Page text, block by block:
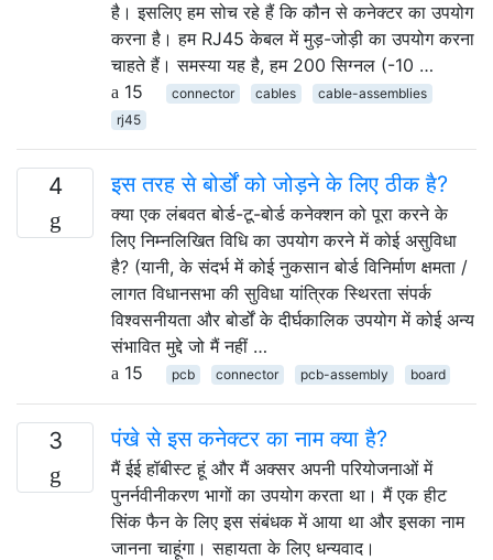
है। इसलिए हम सोच रहे हैं कि कौन से कनेक्टर का उपयोग
करना है। हम RJ45 केबल में मुड़-जोड़ी का उपयोग करना
चाहते हैं। समस्या यह है, हम 200 सिग्नल (-10 …
15
connector cables
cable-assemblies
rj45
4 इस तरह से बोर्डों को जोड़ने के लिए ठीक है?
क्या एक लंबवत बोर्ड-टू-बोर्ड कनेक्शन को पूरा करने के
लिए निम्नलिखित विधि का उपयोग करने में कोई असुविधा
है? (यानी, के संदर्भ में कोई नुकसान बोर्ड विनिर्माण क्षमता /
लागत विधानसभा की सुविधा यांत्रिक स्थिरता संपर्क
विश्वसनीयता और बोर्डों के दीर्घकालिक उपयोग में कोई अन्य
संभावित मुद्दे जो मैं नहीं …
15
pcb connector pcb-assembly board
3 पंखे से इस कनेक्टर का नाम क्या है?
मैं ईई हॉबीस्ट हूं और मैं अक्सर अपनी परियोजनाओं में
पुनर्नवीनीकरण भागों का उपयोग करता था। मैं एक हीट
सिंक फैन के लिए इस संबंधक में आया था और इसका नाम
जानना चाहूंगा। सहायता के लिए धन्यवाद।